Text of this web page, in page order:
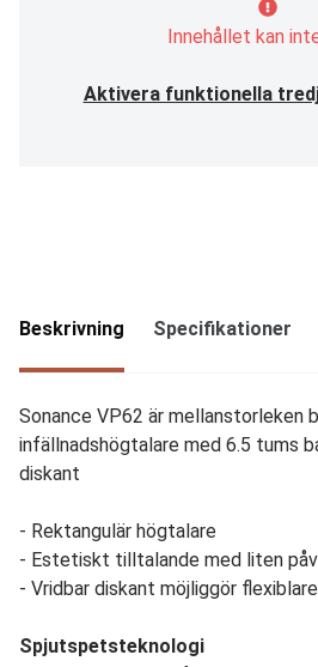
Innehållet kan
Aktivera funktionella
Beskrivning Specifikationer
Sonance VP62 är mellanstorleken
infällnadshögtalare med 6.5 tums
diskant
- Rektangulär högtalare
- Estetiskt tilltalande med liten
- Vridbar diskant möjliggör
Spjutspetsteknologi